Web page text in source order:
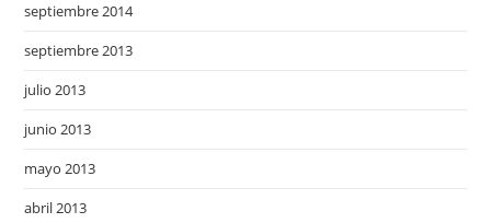
septiembre 2014
septiembre 2013
julio 2013
junio 2013
mayo 2013
abril 2013